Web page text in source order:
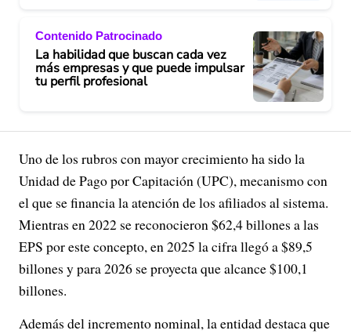
Contenido Patrocinado
La habilidad que buscan cada vez
más empresas y que puede impulsar
tu perfil profesional
Uno de los rubros con mayor crecimiento ha sido la
Unidad de Pago por Capitación (UPC), mecanismo con
el que se financia la atención de los afiliados al sistema.
Mientras en 2022 se reconocieron $62,4 billones a las
EPS por este concepto, en 2025 la cifra llegó a $89,5
billones y para 2026 se proyecta que alcance $100,1
billones.
Además del incremento nominal, la entidad destaca que